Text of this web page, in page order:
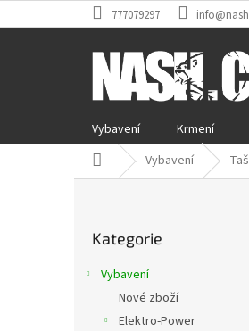
na
777079297
Vybavení Krmení
Domů Vybavení
kategorie
Kategorie
Vybavení
Nové zboží
Elektro-Power